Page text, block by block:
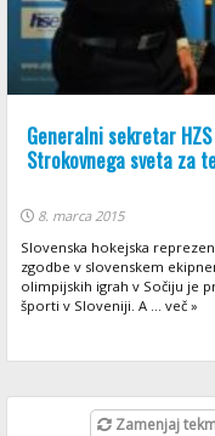
Generalni sekretar
Strokovnega sveta za
8. marca 2015
Slovenska hokejska
zgodbe v slovenskem
olimpijskih igrah v Sočiju je
športi v Sloveniji. A ... več »
Zamenjaj